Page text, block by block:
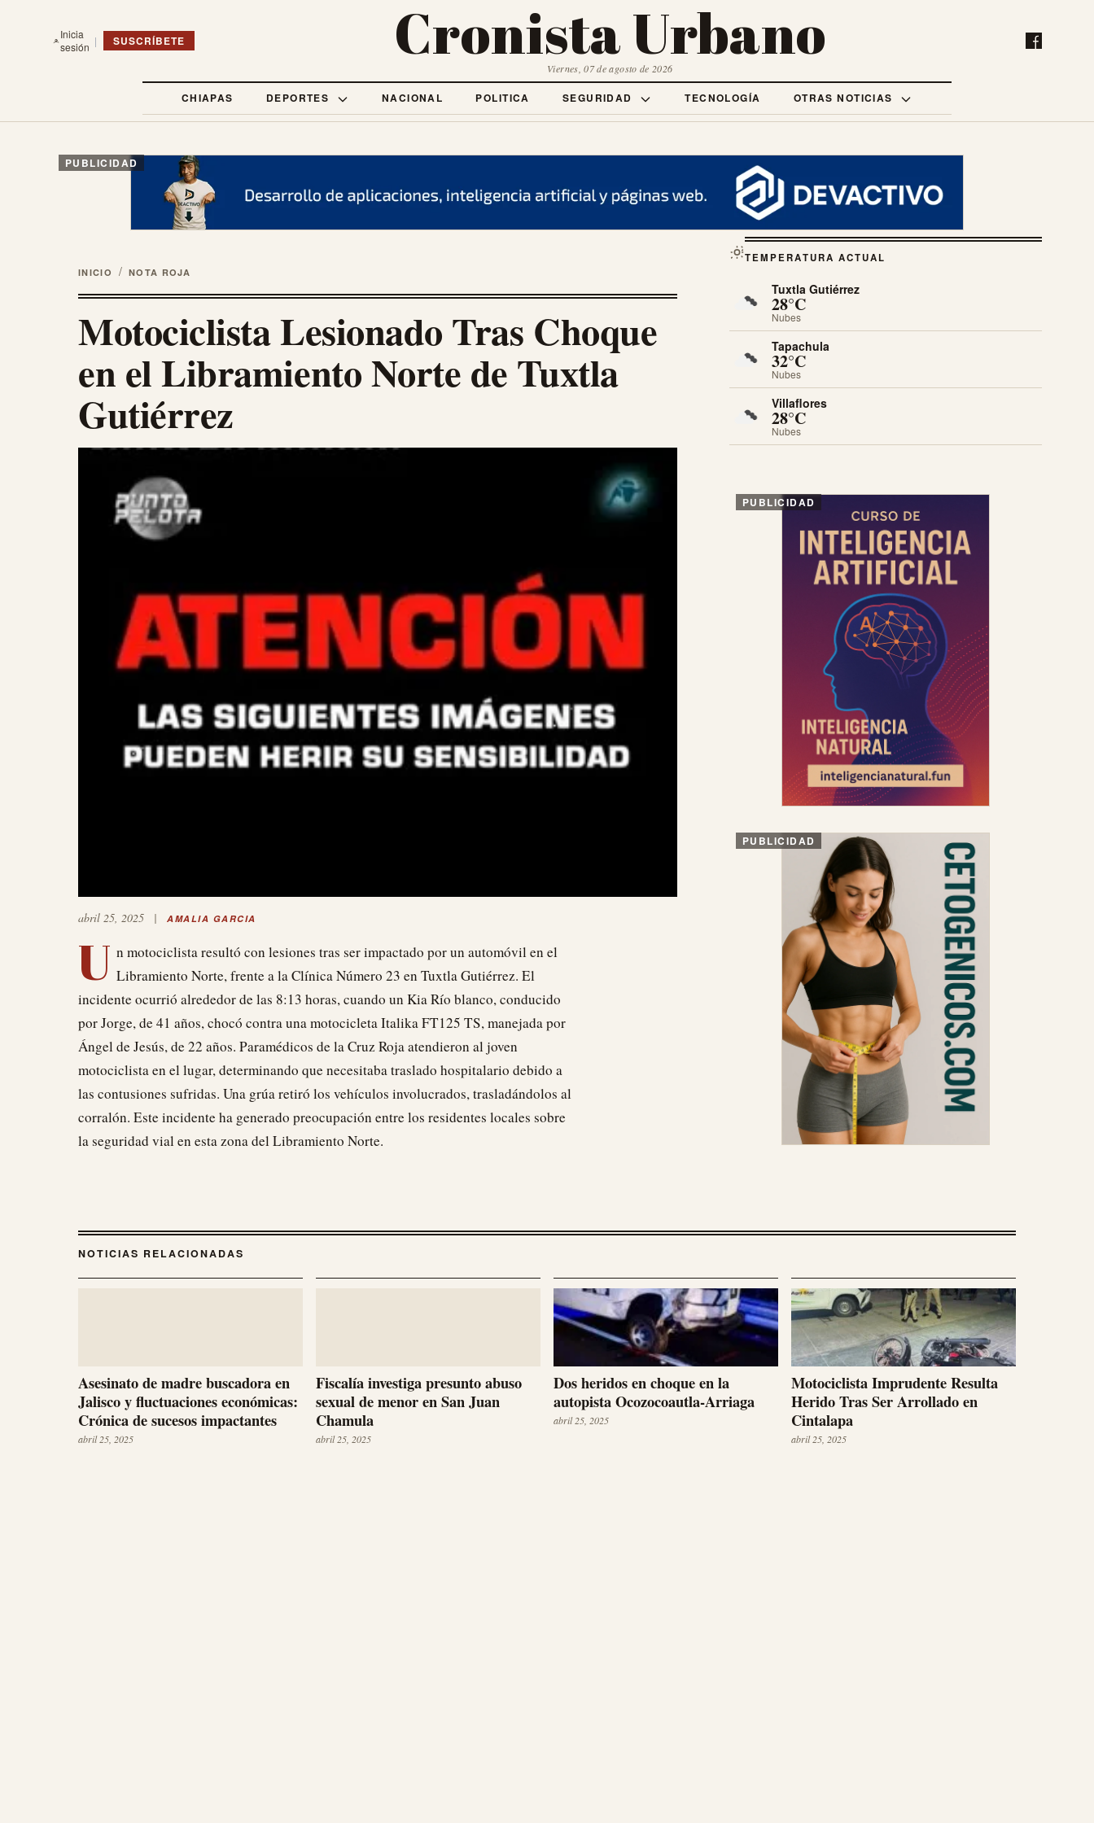
Inicia
sesión | SUSCRÍBETE Cronista Urbano
Viernes, 07 de agosto de 2026
CHIAPAS DEPORTES NACIONAL POLITICA SEGURIDAD TECNOLOGÍA OTRAS NOTICIAS
PUBLICIDAD
INICIO / NOTA ROJA
Motociclista Lesionado Tras Choque
en el Libramiento Norte de Tuxtla
Gutiérrez
abril 25, 2025 | AMALIA GARCIA
U n motociclista resultó con lesiones tras ser impactado por un automóvil en el
Libramiento Norte, frente a la Clínica Número 23 en Tuxtla Gutiérrez. El
incidente ocurrió alrededor de las 8:13 horas, cuando un Kia Río blanco, conducido
por Jorge, de 41 años, chocó contra una motocicleta Italika FT125 TS, manejada por
Ángel de Jesús, de 22 años. Paramédicos de la Cruz Roja atendieron al joven
motociclista en el lugar, determinando que necesitaba traslado hospitalario debido a
las contusiones sufridas. Una grúa retiró los vehículos involucrados, trasladándolos al
corralón. Este incidente ha generado preocupación entre los residentes locales sobre
la seguridad vial en esta zona del Libramiento Norte.
TEMPERATURA ACTUAL
Tuxtla Gutiérrez
28°C
Nubes
Tapachula
32°C
Nubes
Villaflores
28°C
Nubes
PUBLICIDAD
PUBLICIDAD
NOTICIAS RELACIONADAS
Asesinato de madre buscadora en
Jalisco y fluctuaciones económicas:
Crónica de sucesos impactantes
abril 25, 2025
Fiscalía investiga presunto abuso
sexual de menor en San Juan
Chamula
abril 25, 2025
Dos heridos en choque en la
autopista Ocozocoautla-Arriaga
abril 25, 2025
Motociclista Imprudente Resulta
Herido Tras Ser Arrollado en
Cintalapa
abril 25, 2025